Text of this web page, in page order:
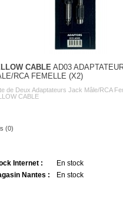
CABLEAD03
RCA FEMELLE (X2)
de Deux Adaptateurs Jack Mâle/RCA
CABLE
(0)
Internet :
En stock
Nantes :
En stock